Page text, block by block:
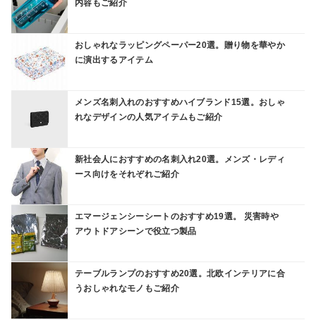
内容もご紹介
おしゃれなラッピングペーパー20選。贈り物を華やか
に演出するアイテム
メンズ名刺入れのおすすめハイブランド15選。おしゃ
れなデザインの人気アイテムもご紹介
新社会人におすすめの名刺入れ20選。メンズ・レディ
ース向けをそれぞれご紹介
エマージェンシーシートのおすすめ19選。 災害時や
アウトドアシーンで役立つ製品
テーブルランプのおすすめ20選。北欧インテリアに合
うおしゃれなモノもご紹介